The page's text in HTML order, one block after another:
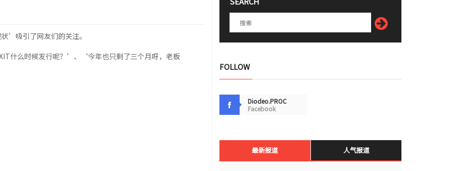
’吸引了网友们的关注。
什么时候发行呢？’、‘今年也只剩了三个月呀，老板
FOLLOW
Diodeo.PROC
Facebook
最新报道 人气报道